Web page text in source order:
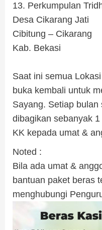
13. Perkumpulan
Desa Cikarang Jati
Cibitung – Cikarang
Kab. Bekasi
Saat ini semua
buka kembali untuk
Sayang. Setiap
dibagikan sebanyak
KK kepada umat &
Noted :
Bila ada umat &
bantuan paket beras
menghubungi